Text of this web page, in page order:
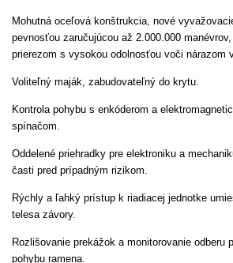
Mohutná oceľová konštrukcia, nové
pevnosťou zaručujúcou až 2.000.000
prierezom s vysokou odolnosťou voči nárazom
Voliteľný maják, zabudovateľný do krytu.
Kontrola pohybu s enkóderom a
spínačom.
Oddelené priehradky pre elektroniku a
časti pred prípadným rizikom.
Rýchly a ľahký prístup k riadiacej jednotke
telesa závory.
Rozlišovanie prekážok a monitorovanie odberu
pohybu ramena.